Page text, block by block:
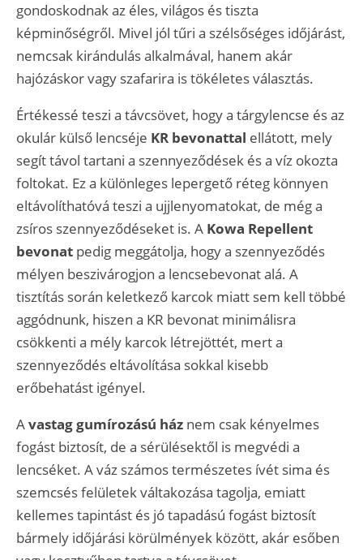
gondoskodnak az éles, világos és tiszta
képminőségről. Mivel jól tűri a szélsőséges időjárást,
nemcsak kirándulás alkalmával, hanem akár
hajózáskor vagy szafarira is tökéletes választás.
Értékessé teszi a távcsövet, hogy a tárgylencse és az
okulár külső lencséje KR bevonattal ellátott, mely
segít távol tartani a szennyeződések és a víz okozta
foltokat. Ez a különleges lepergető réteg könnyen
eltávolíthatóvá teszi a ujjlenyomatokat, de még a
zsíros szennyeződéseket is. A Kowa Repellent
bevonat pedig meggátolja, hogy a szennyeződés
mélyen beszivárogjon a lencsebevonat alá. A
tisztítás során keletkező karcok miatt sem kell többé
aggódnunk, hiszen a KR bevonat minimálisra
csökkenti a mély karcok létrejöttét, mert a
szennyeződés eltávolítása sokkal kisebb
erőbehatást igényel.
Avastag gumírozású ház nem csak kényelmes
fogást biztosít, de a sérülésektől is megvédi a
lencséket. A váz számos természetes ívét sima és
szemcsés felületek váltakozása tagolja, emiatt
kellemes tapintást és jó tapadású fogást biztosít
bármely időjárási körülmények között, akár esőben